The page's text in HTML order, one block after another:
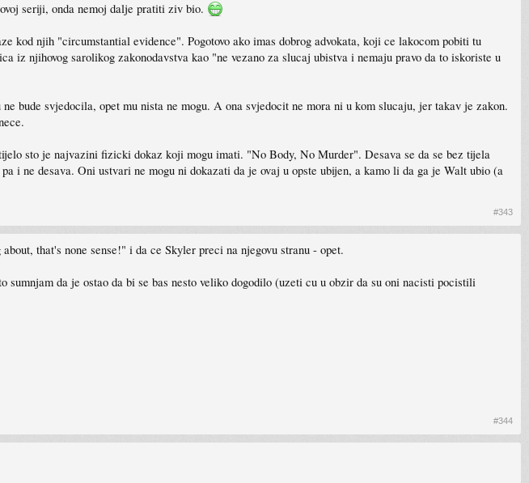
seriji, onda nemoj dalje pratiti ziv bio.
kod njih "circumstantial evidence". Pogotovo ako imas dobrog advokata, koji ce lakocom pobiti tu
iz njihovog sarolikog zakonodavstva kao "ne vezano za slucaj ubistva i nemaju pravo da to iskoriste u
bude svjedocila, opet mu nista ne mogu. A ona svjedocit ne mora ni u kom slucaju, jer takav je zakon.
sto je najvazini fizicki dokaz koji mogu imati. "No Body, No Murder". Desava se da se bez tijela
i ne desava. Oni ustvari ne mogu ni dokazati da je ovaj u opste ubijen, a kamo li da ga je Walt ubio (a
#343
that's none sense!" i da ce Skyler preci na njegovu stranu - opet.
da je ostao da bi se bas nesto veliko dogodilo (uzeti cu u obzir da su oni nacisti pocistili
#344